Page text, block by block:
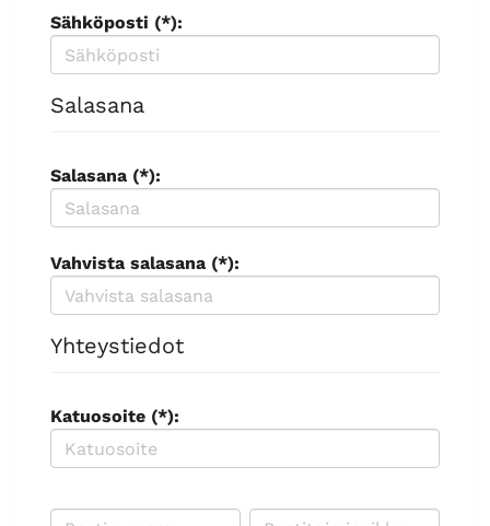
Sähköposti (*):
Salasana
Salasana (*):
Vahvista salasana (*):
Yhteystiedot
Katuosoite (*):